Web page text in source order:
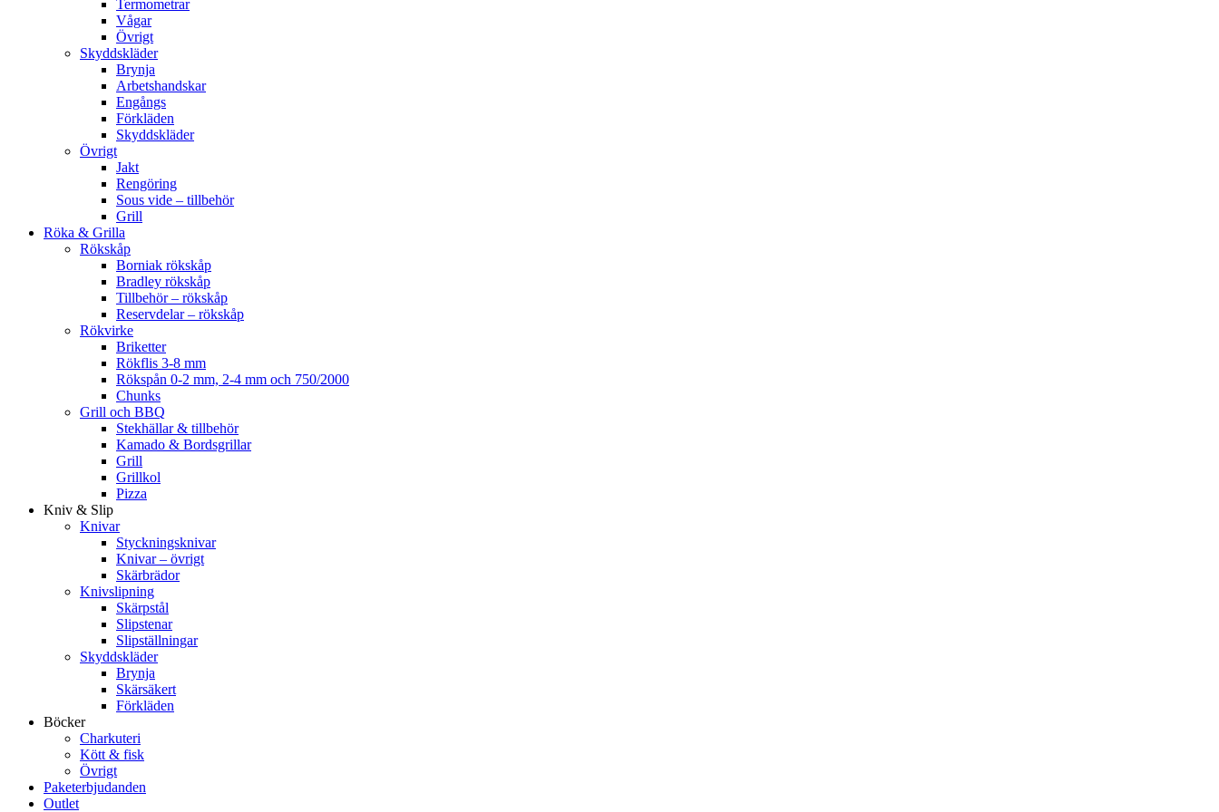
Termometrar
Vågar
Övrigt
Skyddskläder
Brynja
Arbetshandskar
Engångs
Förkläden
Skyddskläder
Övrigt
Jakt
Rengöring
Sous vide – tillbehör
Grill
Röka & Grilla
Rökskåp
Borniak rökskåp
Bradley rökskåp
Tillbehör – rökskåp
Reservdelar – rökskåp
Rökvirke
Briketter
Rökflis 3-8 mm
Rökspån 0-2 mm, 2-4 mm och 750/2000
Chunks
Grill och BBQ
Stekhällar & tillbehör
Kamado & Bordsgrillar
Grill
Grillkol
Pizza
Kniv & Slip
Knivar
Styckningsknivar
Knivar – övrigt
Skärbrädor
Knivslipning
Skärpstål
Slipstenar
Slipställningar
Skyddskläder
Brynja
Skärsäkert
Förkläden
Böcker
Charkuteri
Kött & fisk
Övrigt
Paketerbjudanden
Outlet